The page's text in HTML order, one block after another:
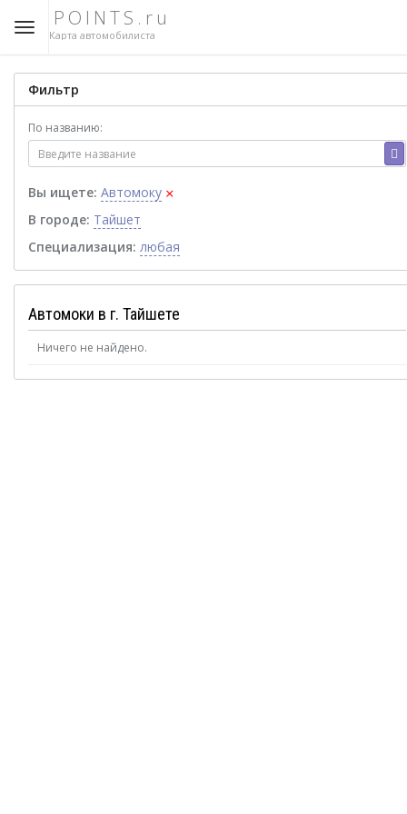
POINTS.ru
Карта автомобилиста
Фильтр
По названию:
Вы ищете: Автомоку ×
В городе: Тайшет
Специализация: любая
Автомоки в г. Тайшете
Ничего не найдено.